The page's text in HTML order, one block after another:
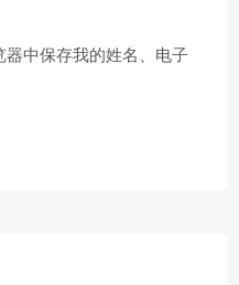
器中保存我的姓名、电子